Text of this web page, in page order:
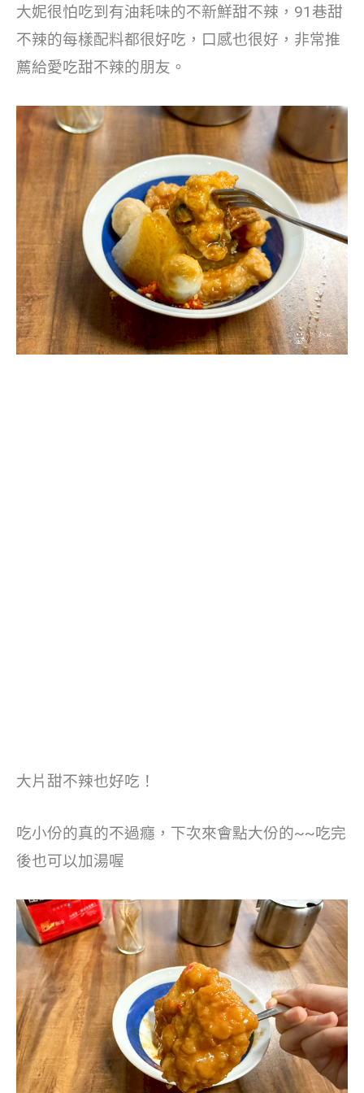
大妮很怕吃到有油耗味的不新鮮甜不辣，91巷甜
不辣的每樣配料都很好吃，口感也很好，非常推
薦給愛吃甜不辣的朋友。
大片甜不辣也好吃！
吃小份的真的不過癮，下次來會點大份的~~吃完
後也可以加湯喔